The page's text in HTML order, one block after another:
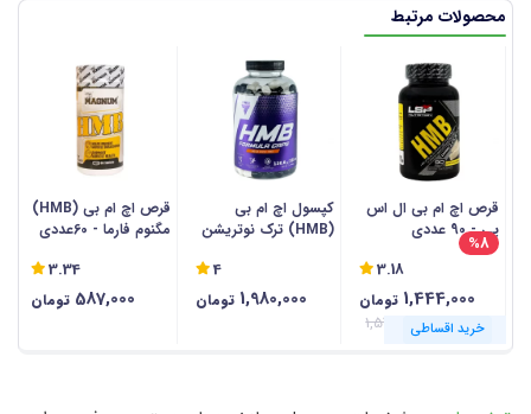
محصولات مرتبط
قرص اچ ام بی ال اس
پی - 90 عددی
3.18
%8
1,444,000 تومان
1,570,000خرید اقساطی
کپسول اچ ام بی
(HMB) ترک نوتریشن
4
1,980,000 تومان
خرید اقساطی
قرص اچ ام بی (HMB)
مگنوم فارما - 60عددی
3.34
587,000 تومان
خرید اقساطی
خرید اقساطی
خرید اقساطی
خرید اقساطی
خرید اقساطی